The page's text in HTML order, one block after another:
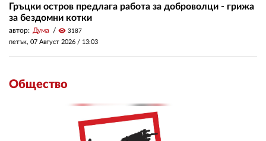
Гръцки остров предлага работа за доброволци - грижа
за бездомни котки
автор: Дума visibility 3187
петък, 07 Август 2026 / 13:03
Общество